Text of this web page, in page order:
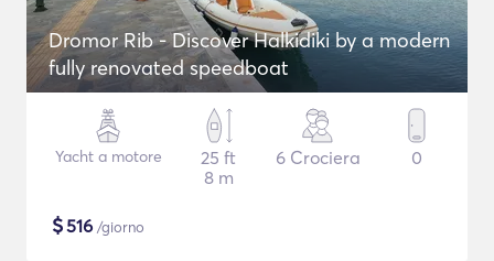
Dromor Rib - Discover Halkidiki by a modern
fully renovated speedboat
Yacht a motore
25 ft
8 m
6 Crociera 0
$516 /giorno